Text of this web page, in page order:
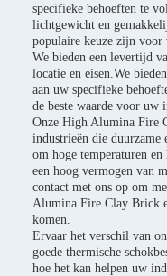
specifieke behoeften te
lichtgewicht en
populaire keuze zijn voor
We bieden een levertijd
locatie en eisen.We
aan uw specifieke
de beste waarde voor uw
Onze High Alumina Fire
industrieën die duurzame
om hoge temperaturen en
een hoog vermogen van
contact met ons op om
Alumina Fire Clay Brick
komen.
Ervaar het verschil van
goede thermische
hoe het kan helpen uw